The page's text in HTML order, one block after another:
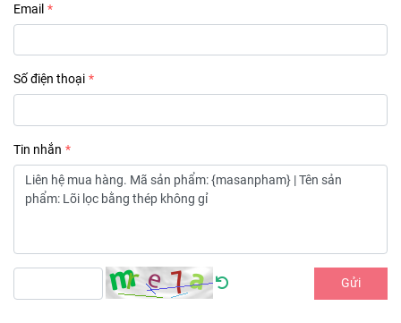
Email
Số điện thoại
Tin nhắn
Gửi